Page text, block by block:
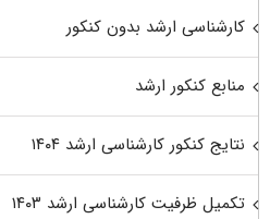
کارشناسی ارشد بدون کنکور
منابع کنکور ارشد
نتایج کنکور کارشناسی ارشد ۱۴۰۴
تکمیل ظرفیت کارشناسی ارشد ۱۴۰۳